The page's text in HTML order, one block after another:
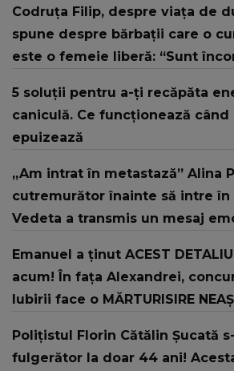
Codruța Filip, despre viața de
spune despre bărbații care o
este o femeie liberă: “Sunt
5 soluții pentru a-ți recăpăta
caniculă. Ce funcționează când
epuizează
„Am intrat în metastază” Alina
cutremurător înainte să intre în
Vedeta a transmis un mesaj
Emanuel a ținut ACEST
acum! În fața Alexandrei,
Iubirii face o MĂRTURISIRE
te iubesc pentru că..."
Polițistul Florin Cătălin Șucată
fulgerător la doar 44 ani!